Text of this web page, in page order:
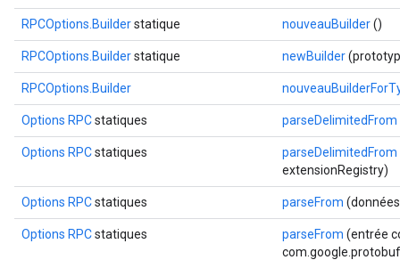
RPCOptions.Builderstatique nouveauBuilder()
RPCOptions.Builderstatique newBuilder
RPCOptions.Builder
Options RPCstatiques parseDelimitedFrom
Options RPCstatiques parseDelimitedFrom
extensionRegistry)
Options RPCstatiques parseFrom
Options RPCstatiques parseFrom (entrée